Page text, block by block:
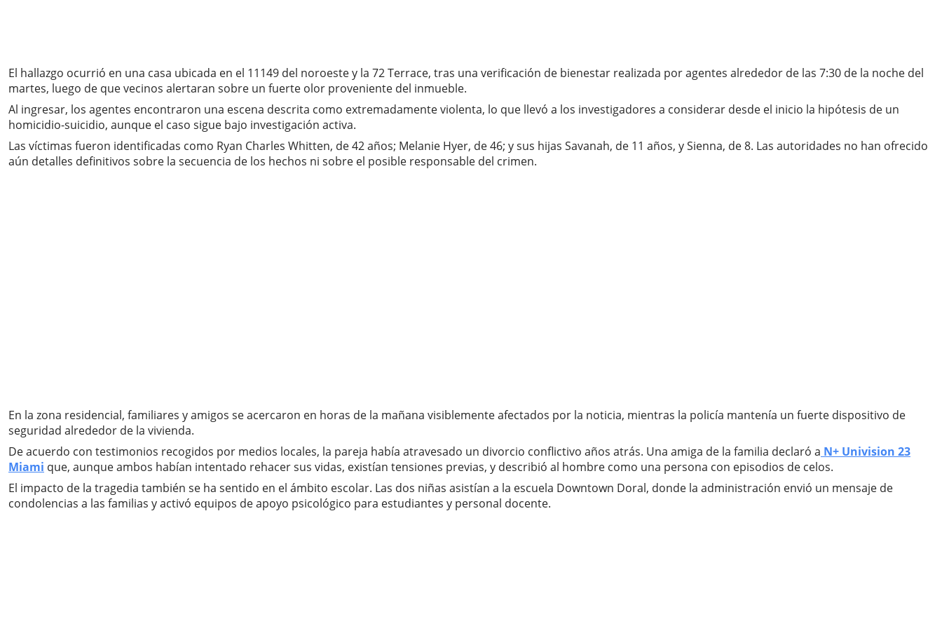
El hallazgo ocurrió en una casa ubicada en el 11149 del noroeste y la 72 Terrace, tras una verificación de bienestar realizada por agentes alrededor de las 7:30 de la noche del
martes, luego de que vecinos alertaran sobre un fuerte olor proveniente del inmueble.
Al ingresar, los agentes encontraron una escena descrita como extremadamente violenta, lo que llevó a los investigadores a considerar desde el inicio la hipótesis de un
homicidio-suicidio, aunque el caso sigue bajo investigación activa.
Las víctimas fueron identificadas como Ryan Charles Whitten, de 42 años; Melanie Hyer, de 46; y sus hijas Savanah, de 11 años, y Sienna, de 8. Las autoridades no han ofrecido
aún detalles definitivos sobre la secuencia de los hechos ni sobre el posible responsable del crimen.
En la zona residencial, familiares y amigos se acercaron en horas de la mañana visiblemente afectados por la noticia, mientras la policía mantenía un fuerte dispositivo de
seguridad alrededor de la vivienda.
De acuerdo con testimonios recogidos por medios locales, la pareja había atravesado un divorcio conflictivo años atrás. Una amiga de la familia declaró a N+ Univision 23
Miami que, aunque ambos habían intentado rehacer sus vidas, existían tensiones previas, y describió al hombre como una persona con episodios de celos.
El impacto de la tragedia también se ha sentido en el ámbito escolar. Las dos niñas asistían a la escuela Downtown Doral, donde la administración envió un mensaje de
condolencias a las familias y activó equipos de apoyo psicológico para estudiantes y personal docente.